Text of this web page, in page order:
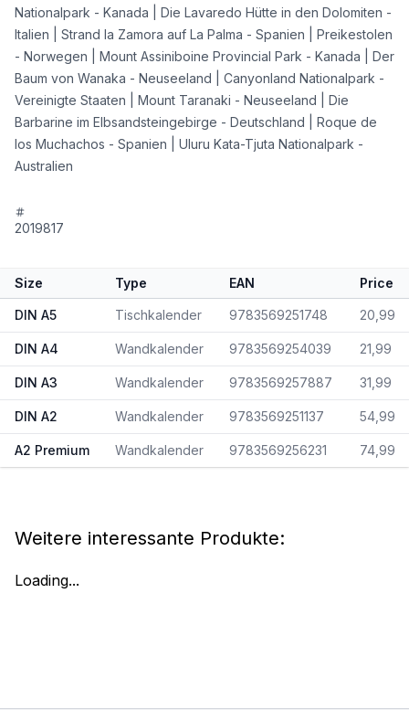
Nationalpark - Kanada | Die Lavaredo Hütte in den Dolomiten -
Italien | Strand la Zamora auf La Palma - Spanien | Preikestolen
- Norwegen | Mount Assiniboine Provincial Park - Kanada | Der
Baum von Wanaka - Neuseeland | Canyonland Nationalpark -
Vereinigte Staaten | Mount Taranaki - Neuseeland | Die
Barbarine im Elbsandsteingebirge - Deutschland | Roque de
los Muchachos - Spanien | Uluru Kata-Tjuta Nationalpark -
Australien
2019817
Size Type EAN Price
DIN A5 Tischkalender 9783569251748 20,99
DIN A4 Wandkalender 9783569254039 21,99
DIN A3 Wandkalender 9783569257887 31,99
DIN A2 Wandkalender 9783569251137 54,99
A2 Premium Wandkalender 9783569256231 74,99
Weitere interessante Produkte:
Loading...